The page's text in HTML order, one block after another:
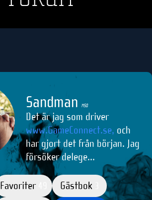
Sandman M50
Det är jag som driver
www.GameConnect.se, och
har gjort det från början. Jag
försöker delege...
Favoriter Gästbok